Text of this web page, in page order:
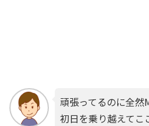
頑張ってるのに全然
初日を乗り越えてこ